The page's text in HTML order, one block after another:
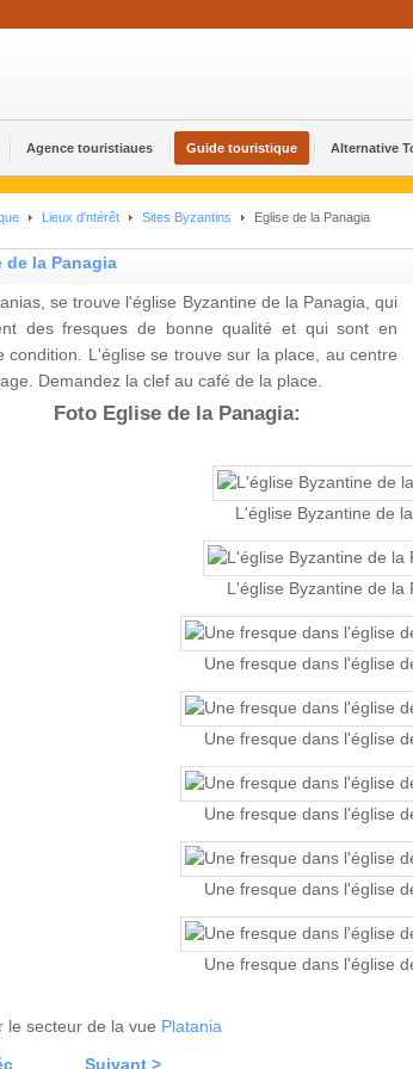
Agence touristiaues Guide touristique Alternative
Lieux d'ntérêt Sites Byzantins Eglise de la Panagia
de la Panagia
se trouve l'église Byzantine de la Panagia, qui
des fresques de bonne qualité et qui sont en
condition. L'église se trouve sur la place, au centre
Demandez la clef au café de la place.
Foto Eglise de la Panagia:
L'église Byzantine de
L'église Byzantine de la
Une fresque dans l'église
Une fresque dans l'église
Une fresque dans l'église
Une fresque dans l'église
Une fresque dans l'église
le secteur de la vue Platania
Suivant >